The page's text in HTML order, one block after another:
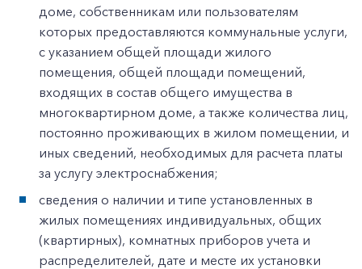
доме, собственникам или пользователям
которых предоставляются коммунальные услуги,
с указанием общей площади жилого
помещения, общей площади помещений,
входящих в состав общего имущества в
многоквартирном доме, а также количества лиц,
постоянно проживающих в жилом помещении, и
иных сведений, необходимых для расчета платы
за услугу электроснабжения;
сведения о наличии и типе установленных в
жилых помещениях индивидуальных, общих
(квартирных), комнатных приборов учета и
распределителей, дате и месте их установки